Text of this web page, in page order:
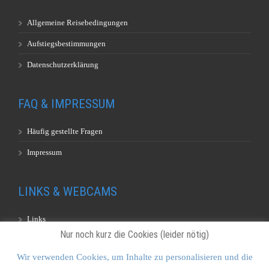
Allgemeine Reisebedingungen
Aufstiegsbestimmungen
Datenschutzerklärung
FAQ & IMPRESSUM
Häufig gestellte Fragen
Impressum
LINKS & WEBCAMS
Links
Nur noch kurz die Cookies (leider nötig)
Wir verwenden Cookies, um Inhalte zu personalisieren und die